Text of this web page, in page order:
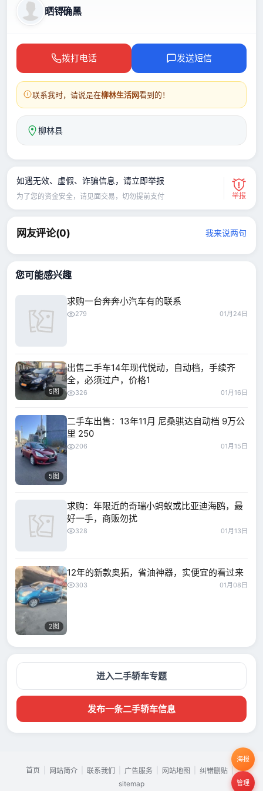
晒锝确黑
拨打电话 发送短信
联系我时，请说是在柳林生活网看到的！
柳林县
如遇无效、虚假、诈骗信息，请立即举报
为了您的资金安全，请见面交易，切勿提前支付 举报
网友评论(0) 我来说两句
您可能感兴趣
求购一台奔奔小汽车有的联系
279 01月24日
5图
出售二手车14年现代悦动，自动档，手续齐
全，必须过户，价格1
326 01月16日
5图
二手车出售：13年11月 尼桑骐达自动档 9万公
里 250
206 01月15日
求购：年限近的奇瑞小蚂蚁或比亚迪海鸥，最
好一手，商贩勿扰
328 01月13日
2图
12年的新款奥拓，省油神器，实便宜的看过来
303 01月08日
进入二手轿车专题
发布一条二手轿车信息
海报
管理
首页 网站简介 联系我们 广告服务 网站地图 纠错删贴 |
sitemap